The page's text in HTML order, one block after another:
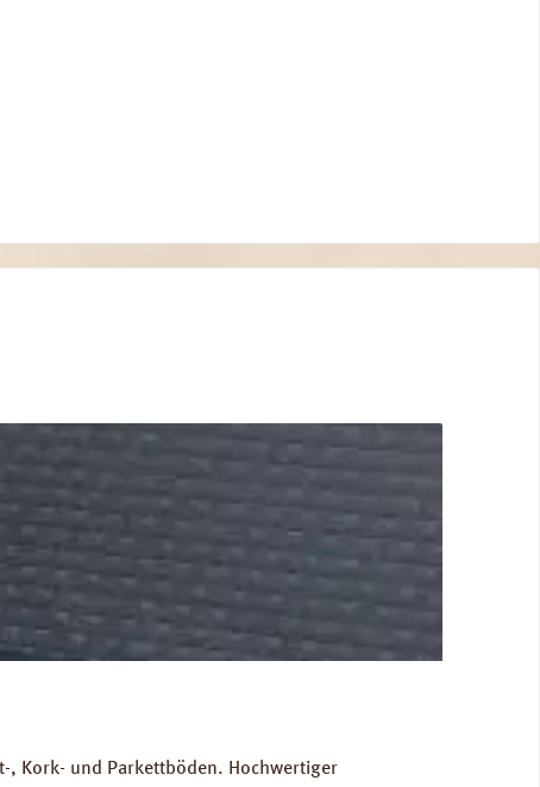
, Kork- und Parkettböden. Hochwertiger